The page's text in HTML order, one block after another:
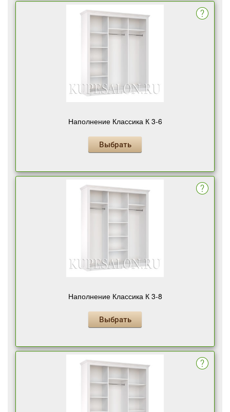
Наполнение Классика К 3-6
Выбрать
Наполнение Классика К 3-8
Выбрать